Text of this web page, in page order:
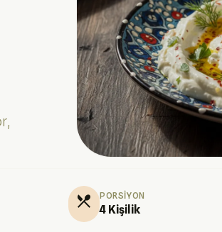
restaurant_menu PORSIYON
4 Kişilik